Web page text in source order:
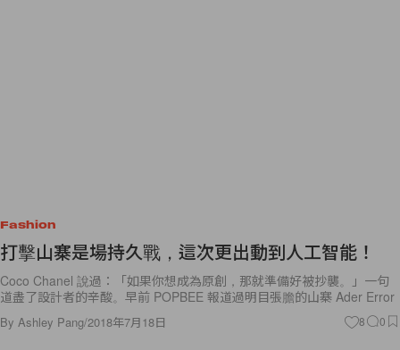
Fashion
打擊山寨是場持久戰，這次更出動到人工智能！
Coco Chanel 說過：「如果你想成為原創，那就準備好被抄襲。」一句
道盡了設計者的辛酸。早前 POPBEE 報道過明目張膽的山寨 Ader Error
By Ashley Pang/2018年7月18日 8 0